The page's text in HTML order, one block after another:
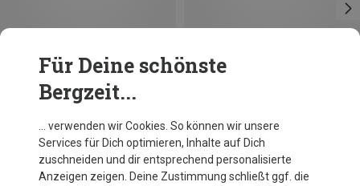
Du sparst 10%
Für Deine schönste
Bergzeit...
… verwenden wir Cookies. So können wir unsere
Services für Dich optimieren, Inhalte auf Dich
zuschneiden und dir entsprechend personalisierte
Anzeigen zeigen. Deine Zustimmung schließt ggf. die